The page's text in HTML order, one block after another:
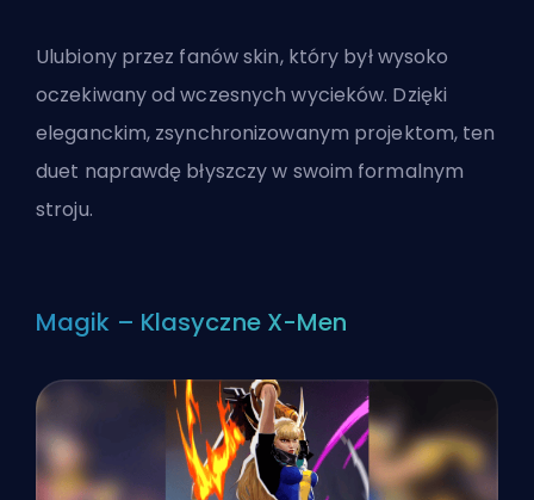
Ulubiony przez fanówskin, który był wysoko
oczekiwany od wczesnych wycieków. Dzięki
eleganckim, zsynchronizowanym projektom, ten
duet naprawdę błyszczy w swoim formalnym
stroju.
Magik – Klasyczne X-Men